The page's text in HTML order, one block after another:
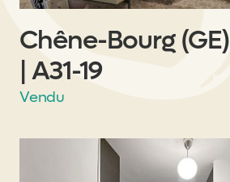
Chêne-Bourg (GE)
| A31-19
Vendu